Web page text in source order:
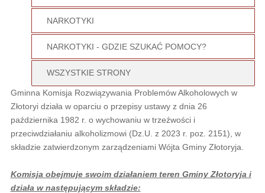
NARKOTYKI
NARKOTYKI - GDZIE SZUKAĆ POMOCY?
WSZYSTKIE STRONY
Gminna Komisja Rozwiązywania Problemów Alkoholowych w
Złotoryi działa w oparciu o przepisy ustawy z dnia 26
października 1982 r. o wychowaniu w trzeźwości i
przeciwdziałaniu alkoholizmowi (Dz.U. z 2023 r. poz. 2151), w
składzie zatwierdzonym zarządzeniami Wójta Gminy Złotoryja.
Komisja obejmuje swoim działaniem teren Gminy Złotoryja i
działa w następującym składzie: